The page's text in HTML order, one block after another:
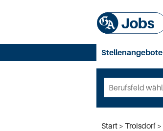
Stellenangebote
Start Troisdorf